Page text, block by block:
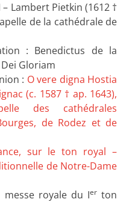
– Lambert Pietkin (1612 †
de la cathédrale de
: Benedictus de la
Gloriam
: O vere digna Hostia
(c. 1587 † ap. 1643),
des cathédrales
de Rodez et de
sur le ton royal –
de Notre-Dame
royale du Ierton